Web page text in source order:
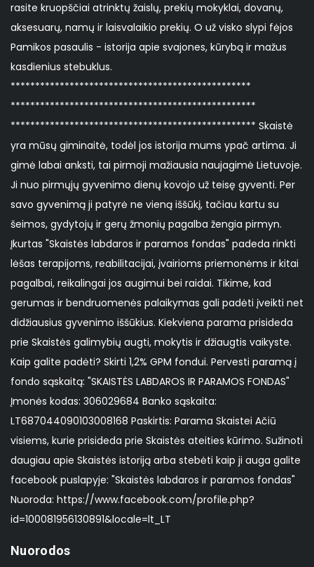
rasite kruopščiai atrinktų žaislų, prekių mokyklai, dovanų,
aksesuarų, namų ir laisvalaikio prekių. O už visko slypi fėjos
Pamikos pasaulis - istorija apie svajones, kūrybą ir mažus
kasdienius stebuklus.
*************************************************
**************************************************
************************************************** Skaistė
yra mūsų giminaitė, todėl jos istorija mums ypač artima. Ji
gimė labai anksti, tai pirmoji mažiausia naujagimė Lietuvoje.
Ji nuo pirmųjų gyvenimo dienų kovojo už teisę gyventi. Per
savo gyvenimą ji patyrė ne vieną iššūkį, tačiau kartu su
šeimos, gydytojų ir gerų žmonių pagalba žengia pirmyn.
Įkurtas "Skaistės labdaros ir paramos fondas" padeda rinkti
lėšas terapijoms, reabilitacijai, įvairioms priemonėms ir kitai
pagalbai, reikalingai jos augimui bei raidai. Tikime, kad
gerumas ir bendruomenės palaikymas gali padėti įveikti net
didžiausius gyvenimo iššūkius. Kiekviena parama prisideda
prie Skaistės galimybių augti, mokytis ir džiaugtis vaikyste.
Kaip galite padėti? Skirti 1,2% GPM fondui. Pervesti paramą į
fondo sąskaitą: "SKAISTĖS LABDAROS IR PARAMOS FONDAS"
Įmonės kodas: 306029684 Banko sąskaita:
LT687044090103008168 Paskirtis: Parama Skaistei Ačiū
visiems, kurie prisideda prie Skaistės ateities kūrimo. Sužinoti
daugiau apie Skaistės istoriją arba stebėti kaip ji auga galite
facebook puslapyje: "Skaistės labdaros ir paramos fondas"
Nuoroda: https://www.facebook.com/profile.php?
id=100081956130891&locale=lt_LT
Nuorodos